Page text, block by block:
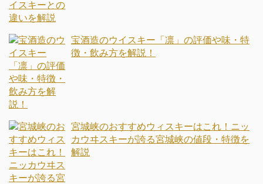
宝酒造のウイスキー「凛」の評価や味・特
徴・飲み方を解説！
宮城峡のおすすめウィスキーはこれ！ニッ
カウヰスキーが誇る宮城峡の値段・特徴を
解説